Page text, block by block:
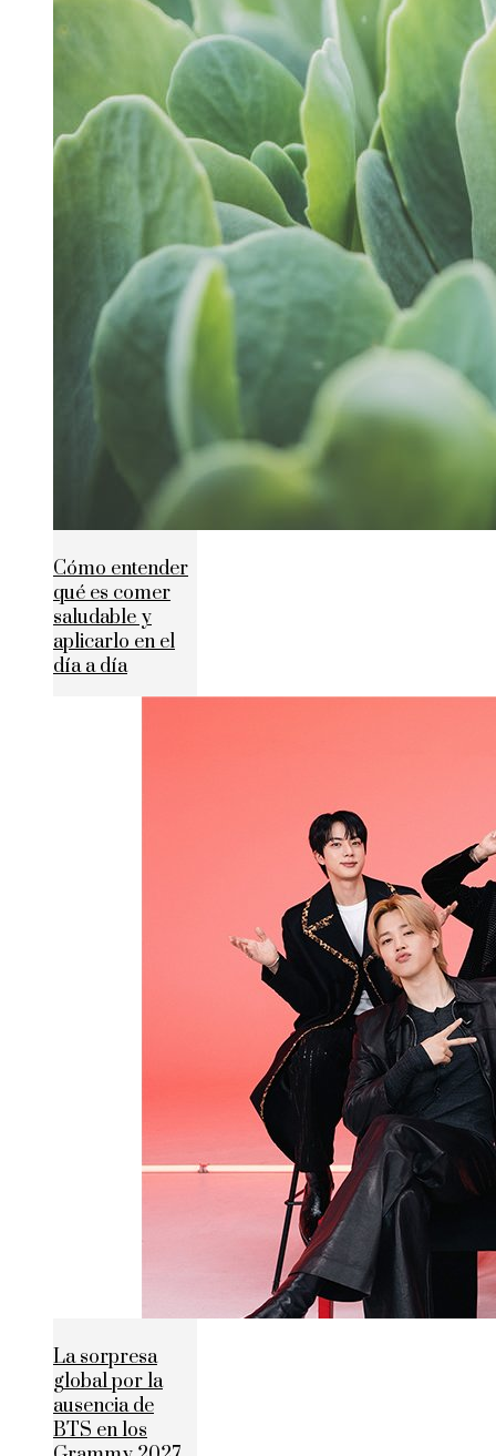
Cómo entender
qué es comer
saludable y
aplicarlo en el
día a día
La sorpresa
global por la
ausencia de
BTS en los